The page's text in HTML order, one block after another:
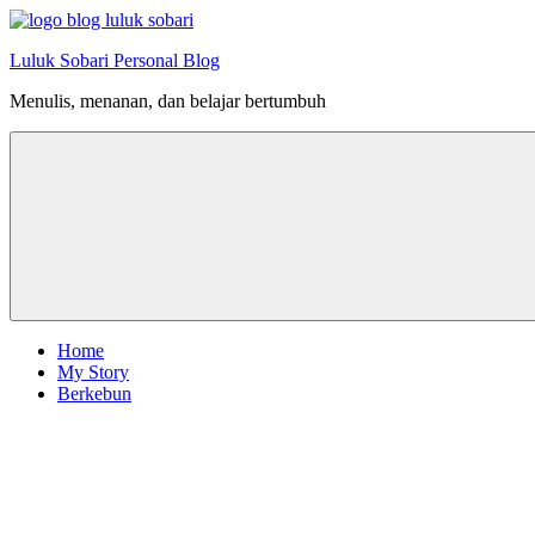
Skip
content
Luluk Sobari Personal Blog
Menulis, menanan, dan belajar bertumbuh
Home
My Story
Berkebun